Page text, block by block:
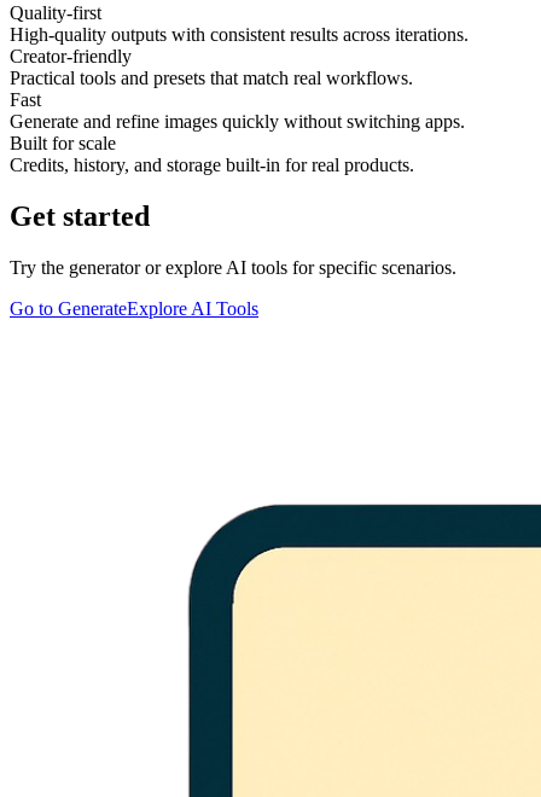
Quality-first
High-quality outputs with consistent results across iterations.
Creator-friendly
Practical tools and presets that match real workflows.
Fast
Generate and refine images quickly without switching apps.
Built for scale
Credits, history, and storage built-in for real products.
Get started
Try the generator or explore AI tools for specific scenarios.
Go to GenerateExplore AI Tools